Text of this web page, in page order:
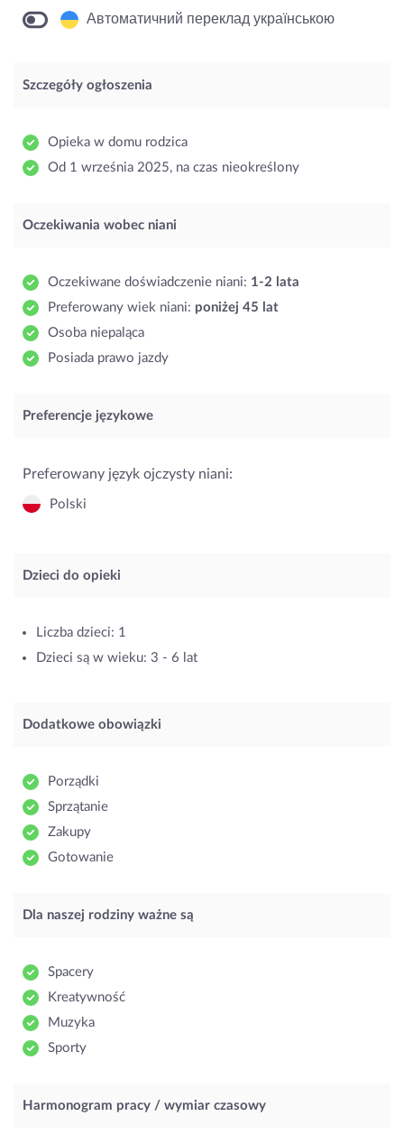
Автоматичний переклад українською
Szczegóły ogłoszenia
Opieka w domu rodzica
Od 1 września 2025, na czas nieokreślony
Oczekiwania wobec niani
Oczekiwane doświadczenie niani: 1-2 lata
Preferowany wiek niani: poniżej 45 lat
Osoba niepaląca
Posiada prawo jazdy
Preferencje językowe
Preferowany język ojczysty niani:
Polski
Dzieci do opieki
Liczba dzieci: 1
Dzieci są w wieku: 3 - 6 lat
Dodatkowe obowiązki
Porządki
Sprzątanie
Zakupy
Gotowanie
Dla naszej rodziny ważne są
Spacery
Kreatywność
Muzyka
Sporty
Harmonogram pracy / wymiar czasowy